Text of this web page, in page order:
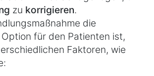
zu korrigieren.
die
für den Patienten ist,
Faktoren, wie